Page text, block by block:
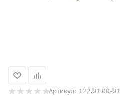
Артикул: 122.01.00-01